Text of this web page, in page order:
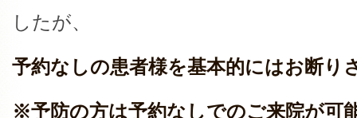
したが、
予約なしの患者様を基本的にはお断り
※予防の方は予約なしでのご来院が可